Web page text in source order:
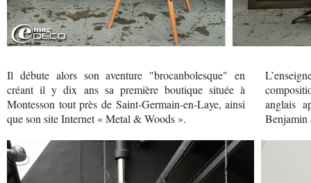
Il débute alors son aventure "brocanbolesque" en
créant il y dix ans sa première boutique située à
Montesson tout près de Saint-Germain-en-Laye, ainsi
que son site Internet « Metal & Woods ».
anglais
Benjamin